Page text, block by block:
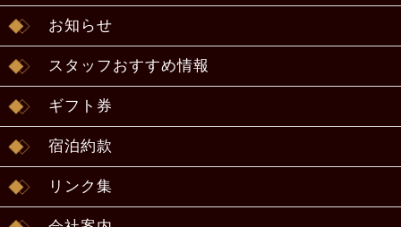
お知らせ
スタッフおすすめ情報
ギフト券
宿泊約款
リンク集